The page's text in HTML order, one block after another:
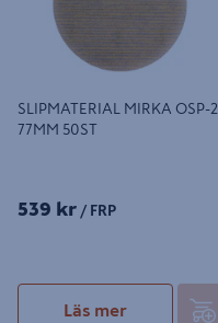
SLIPMATERIAL MIRKA OSP-2
77MM 50ST
539 kr / FRP
Läs mer